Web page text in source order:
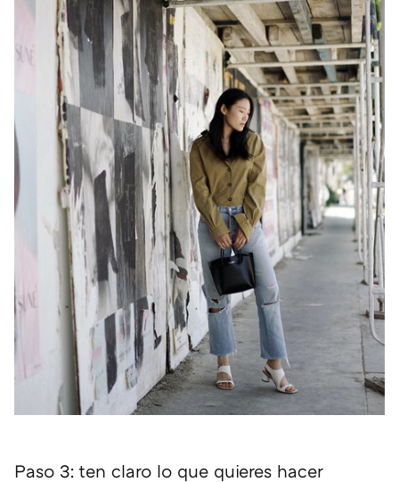
Paso 3: ten claro lo que quieres hacer